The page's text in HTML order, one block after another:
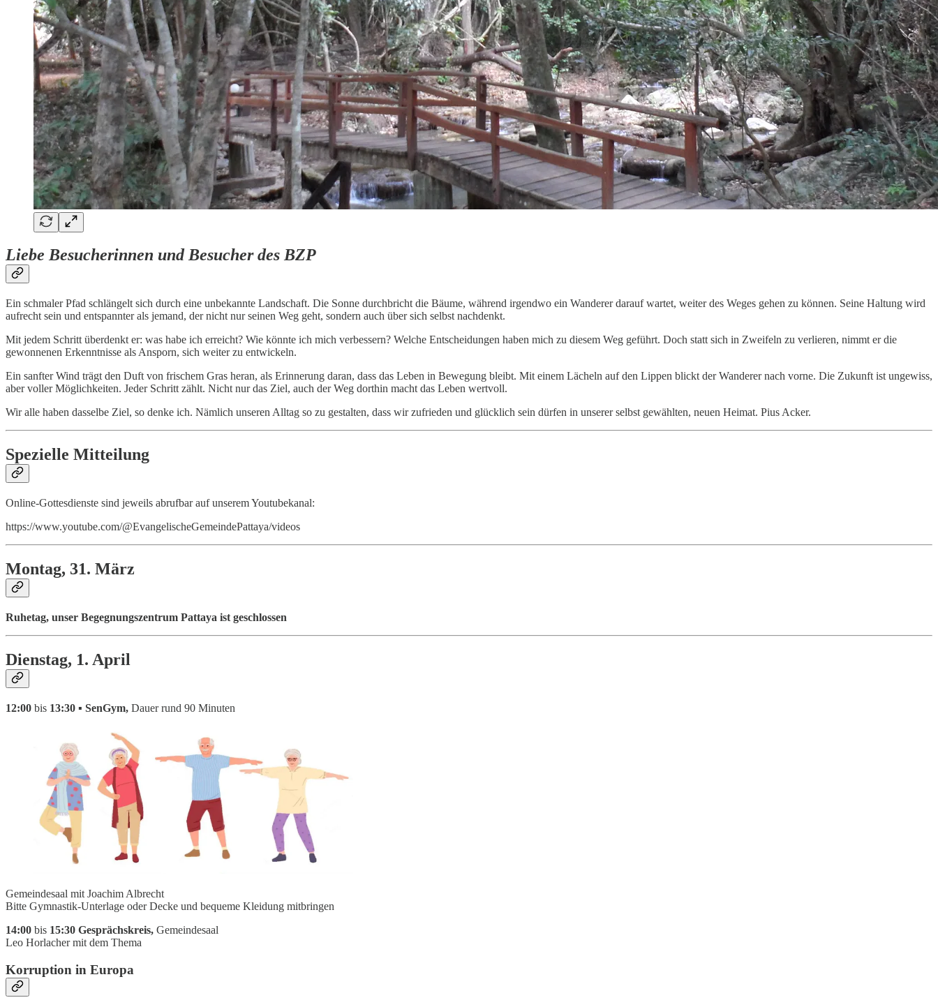
Liebe Besucherinnen und Besucher des BZP
Ein schmaler Pfad schlängelt sich durch eine unbekannte Landschaft. Die Sonne durchbricht die Bäume, während irgendwo ein Wanderer darauf wartet, weiter des Weges gehen zu können. Seine Haltung wird
aufrecht sein und entspannter als jemand, der nicht nur seinen Weg geht, sondern auch über sich selbst nachdenkt.
Mit jedem Schritt überdenkt er: was habe ich erreicht? Wie könnte ich mich verbessern? Welche Entscheidungen haben mich zu diesem Weg geführt. Doch statt sich in Zweifeln zu verlieren, nimmt er die
gewonnenen Erkenntnisse als Ansporn, sich weiter zu entwickeln.
Ein sanfter Wind trägt den Duft von frischem Gras heran, als Erinnerung daran, dass das Leben in Bewegung bleibt. Mit einem Lächeln auf den Lippen blickt der Wanderer nach vorne. Die Zukunft ist ungewiss,
aber voller Möglichkeiten. Jeder Schritt zählt. Nicht nur das Ziel, auch der Weg dorthin macht das Leben wertvoll.
Wir alle haben dasselbe Ziel, so denke ich. Nämlich unseren Alltag so zu gestalten, dass wir zufrieden und glücklich sein dürfen in unserer selbst gewählten, neuen Heimat. Pius Acker.
Spezielle Mitteilung
Online-Gottesdienste sind jeweils abrufbar auf unserem Youtubekanal:
https://www.youtube.com/@EvangelischeGemeindePattaya/videos
Montag, 31. März
Ruhetag, unser Begegnungszentrum Pattaya ist geschlossen
Dienstag, 1. April
12:00 bis 13:30 ▪ SenGym, Dauer rund 90 Minuten
Gemeindesaal mit Joachim Albrecht
Bitte Gymnastik-Unterlage oder Decke und bequeme Kleidung mitbringen
14:00 bis 15:30 Gesprächskreis, Gemeindesaal
Leo Horlacher mit dem Thema
Korruption in Europa